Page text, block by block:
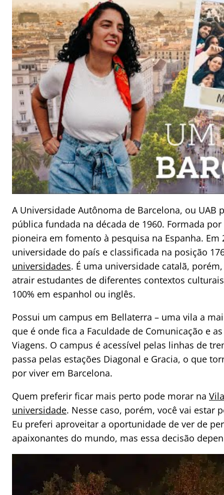
A Universidade Autônoma de Barcelona, ou
pública fundada na década de 1960. Formada
pioneira em fomento à pesquisa na Espanha.
universidade do país e classificada na posição
universidades. É uma universidade catalã,
atrair estudantes de diferentes contextos
100% em espanhol ou inglês.
Possui um campus em Bellaterra – uma vila a
que é onde fica a Faculdade de Comunicação e
Viagens. O campus é acessível pelas linhas de
passa pelas estações Diagonal e Gracia, o que
por viver em Barcelona.
Quem preferir ficar mais perto pode morar na
universidade. Nesse caso, porém, você vai estar
Eu preferi aproveitar a oportunidade de ver de
apaixonantes do mundo, mas essa decisão